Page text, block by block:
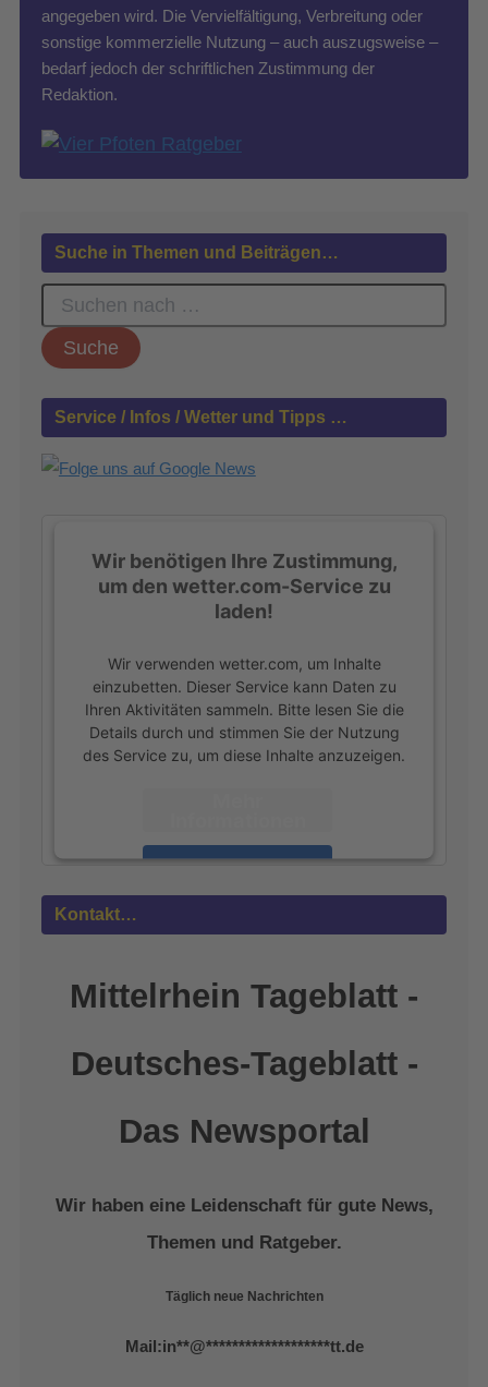
angegeben wird. Die Vervielfältigung, Verbreitung oder
sonstige kommerzielle Nutzung – auch auszugsweise –
bedarf jedoch der schriftlichen Zustimmung der
Redaktion.
Suche in Themen und Beiträgen…
S
c
h
n
c
Service / Infos / Wetter und Tipps …
Wir benötigen Ihre Zustimmung,
um den wetter.com-Service zu
laden!
Wir verwenden wetter.com, um Inhalte
einzubetten. Dieser Service kann Daten zu
Ihren Aktivitäten sammeln. Bitte lesen Sie die
Details durch und stimmen Sie der Nutzung
des Service zu, um diese Inhalte anzuzeigen.
Akzeptieren
Kontakt…
Mittelrhein Tageblatt -
Deutsches-Tageblatt -
Das Newsportal
Wir haben eine Leidenschaft für gute News,
Themen und Ratgeber.
Täglich neue Nachrichten
Mail:in**@*******************tt.de